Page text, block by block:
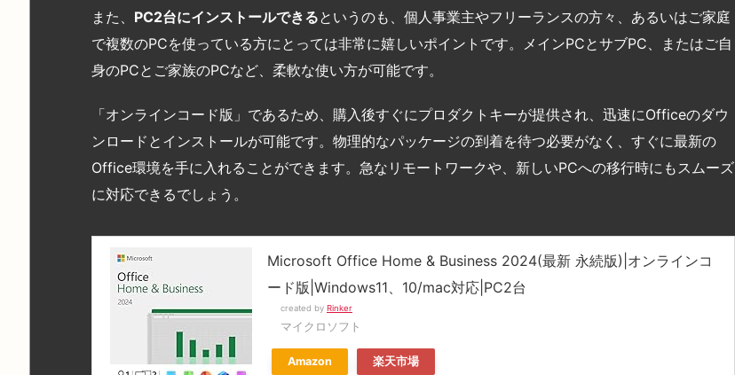
また、 PC2台にインストールできるというのも、個人事業主やフリーランスの方々、あるいはご家庭
で複数のPCを使っている方にとっては非常に嬉しいポイントです。メインPCとサブPC、またはご自
身のPCとご家族のPCなど、柔軟な使い方が可能です。
「オンラインコード版」であるため、購入後すぐにプロダクトキーが提供され、迅速にOfficeのダウ
ンロードとインストールが可能です。物理的なパッケージの到着を待つ必要がなく、すぐに最新の
Office環境を手に入れることができます。急なリモートワークや、新しいPCへの移行時にもスムーズ
に対応できるでしょう。
Microsoft Office Home & Business 2024(最新 永続版)|オンラインコ
ード版|Windows11、10/mac対応|PC2台
created by Rinker
マイクロソフト
Amazon 楽天市場